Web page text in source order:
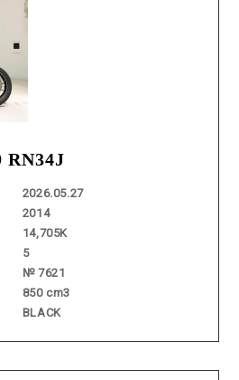
RN34J
2026.05.27
2014
14,705K
5
№ 7621
850 cm3
BLACK